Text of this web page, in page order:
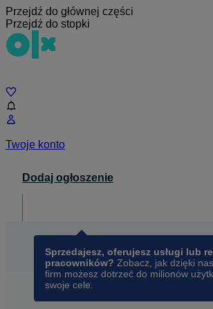
Przejdź do głównej części
Przejdź do stopki
Twoje konto
Dodaj ogłoszenie
Sprzedajesz, oferujesz usługi lub
pracowników? Zobacz, jak dzięki
firm możesz dotrzeć do milionów
swoje cele.